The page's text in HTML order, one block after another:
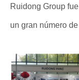
Ruidong Group
un gran número